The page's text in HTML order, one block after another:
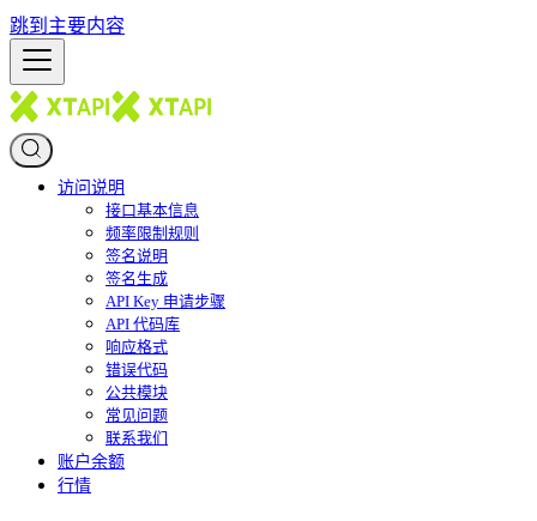
跳到主要内容
访问说明
接口基本信息
频率限制规则
签名说明
签名生成
API Key 申请步骤
API 代码库
响应格式
错误代码
公共模块
常见问题
联系我们
账户余额
行情